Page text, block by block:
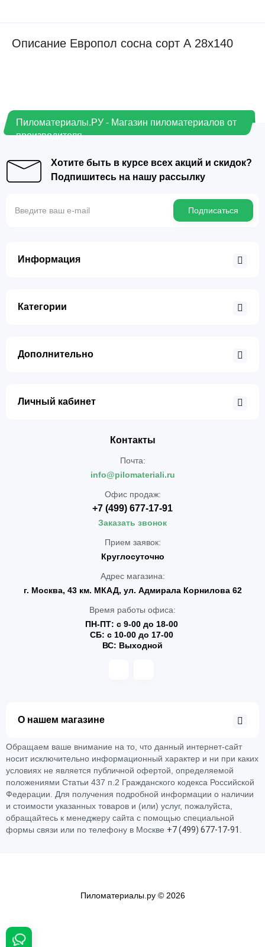
Описание Европол сосна сорт А 28х140
Пиломатериалы.РУ - Магазин пиломатериалов от
производителя
Хотите быть в курсе всех акций и скидок?
Подпишитесь на нашу рассылку
Подписаться
Информация
Категории
Дополнительно
Личный кабинет
Контакты
Почта:
info@pilomateriali.ru
Офис продаж:
+7 (499) 677-17-91
Заказать звонок
Прием заявок:
Круглосуточно
Адрес магазина:
г. Москва, 43 км. МКАД, ул. Адмирала Корнилова 62
Время работы офиса:
ПН-ПТ: с 9-00 до 18-00
СБ: с 10-00 до 17-00
ВС: Выходной
О нашем магазине
Обращаем ваше внимание на то, что данный интернет-сайт
носит исключительно информационный характер и ни при каких
условиях не является публичной офертой, определяемой
положениями Статьи 437 п.2 Гражданского кодекса Российской
Федерации. Для получения подробной информации о наличии
и стоимости указанных товаров и (или) услуг, пожалуйста,
обращайтесь к менеджеру сайта с помощью специальной
формы связи или по телефону в Москве +7 (499) 677-1 7-91
Пиломатериалы.ру © 2026